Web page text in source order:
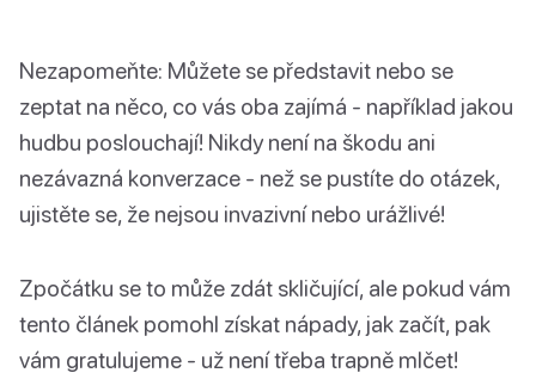
Nezapomeňte: Můžete se představit nebo se
zeptat na něco, co vás oba zajímá - například jakou
hudbu poslouchají! Nikdy není na škodu ani
nezávazná konverzace - než se pustíte do otázek,
ujistěte se, že nejsou invazivní nebo urážlivé!
Zpočátku se to může zdát skličující, ale pokud vám
tento článek pomohl získat nápady, jak začít, pak
vám gratulujeme - už není třeba trapně mlčet!